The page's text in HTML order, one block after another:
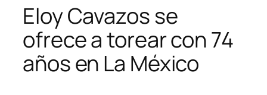
Eloy Cavazos se
ofrece a torear con 74
años en La México